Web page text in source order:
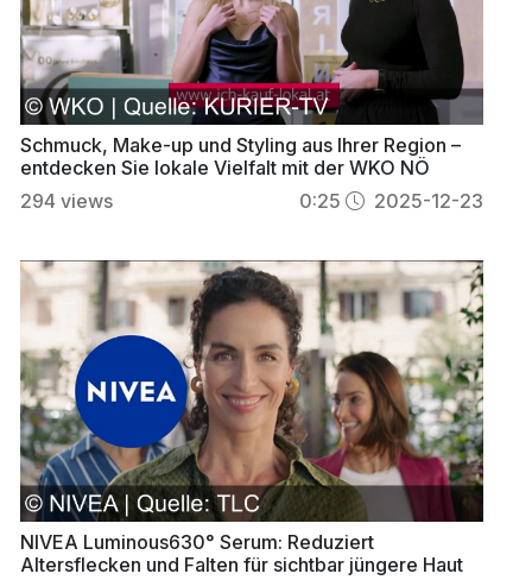
Schmuck, Make-up und Styling aus Ihrer Region –
entdecken Sie lokale Vielfalt mit der WKO NÖ
294 views 0:25 2025-12-23
NIVEA Luminous630° Serum: Reduziert
Altersflecken und Falten für sichtbar jüngere Haut